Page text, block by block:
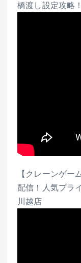
橋渡し設定攻略
【クレーンゲ
配信！人気プラ
川越店